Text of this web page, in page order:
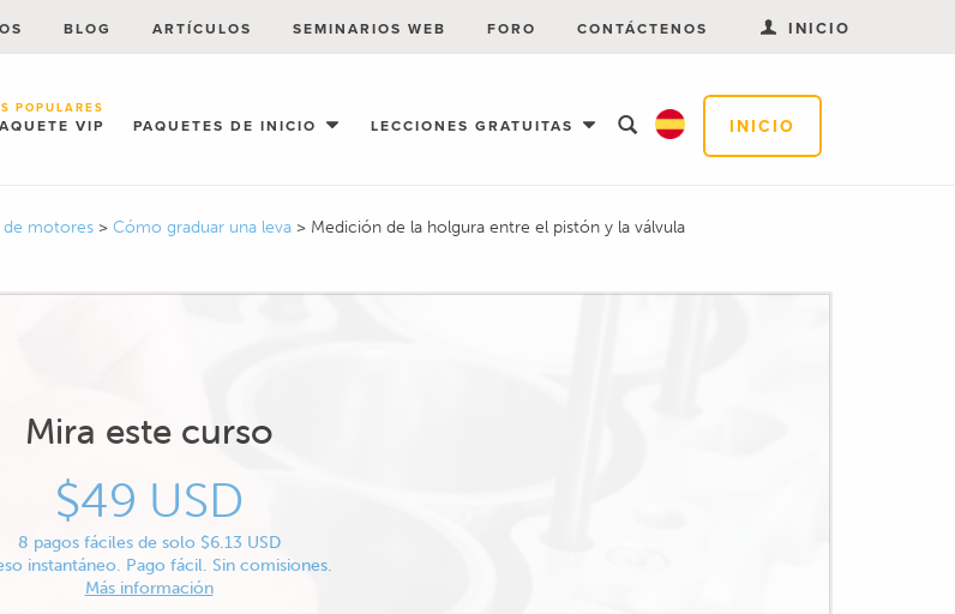
INICIO
VIP
POPULARES
PAQUETES DE INICIO LECCIONES GRATUITAS
BLOG ARTÍCULOS SEMINARIOS WEB FORO CONTÁCTENOS INICIO
motores > Cómo graduar una leva > Medición de la holgura entre el pistón y la válvula
Mira este curso
$49 USD
8 pagos fáciles de solo $6.13 USD
instantáneo. Pago fácil. Sin comisiones.
Más información